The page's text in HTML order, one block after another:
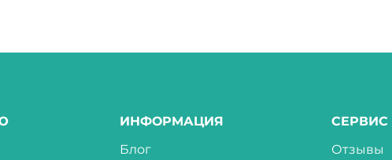
ИНФОРМАЦИЯ
Блог
СЕРВИС
Отзывы